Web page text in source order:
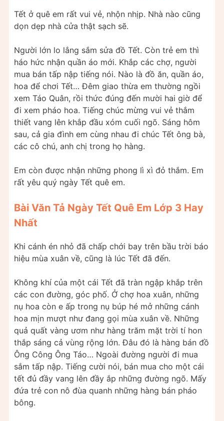
Tết ở quê em rất vui vẻ, nhộn nhịp. Nhà nào cũng
dọn dẹp nhà cửa thật sạch sẽ.
Người lớn lo lắng sắm sửa đồ Tết. Còn trẻ em thì
háo hức nhận quần áo mới. Khắp các chợ, người
mua bán tấp nập tiếng nói. Nào là đồ ăn, quần áo,
hoa để chơi Tết… Đêm giao thừa em thường ngồi
xem Táo Quân, rồi thức đúng đến mười hai giờ để
đi xem pháo hoa. Tiếng chúc mừng vui vẻ thắm
thiết vang lên khắp đầu xóm cuối ngõ. Sáng hôm
sau, cả gia đình em cùng nhau đi chúc Tết ông bà,
các cô chú, anh chị trong họ hàng.
Em còn được nhận những phong lì xì đỏ thắm. Em
rất yêu quý ngày Tết quê em.
Bài Văn Tả Ngày Tết Quê Em Lớp 3 Hay
Nhất
Khi cánh én nhỏ đã chấp chới bay trên bầu trời báo
hiệu mùa xuân về, cũng là lúc Tết đã đến.
Không khí của một cái Tết đã tràn ngập khắp trên
các con đường, góc phố. Ở chợ hoa xuân, những
nụ hoa còn e ấp trong nụ búp hé mở những cánh
hoa mịn mượt như đang gọi mùa xuân về. Những
quả quất vàng ươm như hàng trăm mặt trời tí hon
thắp sáng cả vùng rộng lớn. Đâu đó là hàng bán đồ
Ông Công Ông Táo… Ngoài đường người đi mua
sắm tấp nập. Tiếng cười nói, bán mua cho một cái
tết đủ đầy vang lên đầy ắp những đường ngõ. Mấy
đứa trẻ con nô đùa quanh những hàng bán pháo
bông.